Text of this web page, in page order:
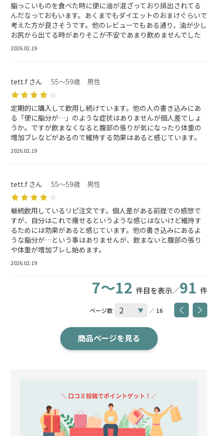
脂っこいものを食べた時に便に油が混ざっており排出されてる
んだなっておもいます。あくまでもダイエットのおまけぐらいで
考えた方が良さそうです。他のレビューでもある通り，油が少し
お尻から出てる時がありそこが不安であまり飲めませんでした
2026.02.19
tett.f さん 55～59歳 男性
定期的に購入して飲用し続けています。他の人の書き込みにあ
る「便に脂分が…」のような症状はありませんが個人差でしょ
うか。ですが飲まなくなると腹部の張りが気になったり体重の
増加ブレなどがあるので維持する効果はあると感じています。
2026.02.19
tett.f さん 55～59歳 男性
継続飲用しているリピ注文です。個人差がある前提での感想で
すが、自分はこれで痩せるというような感じはないけど維持す
るためには効果があると感じています。他の書き込みにあるよ
うな脂分が…という事はありませんが、飲まないと腹部の張り
や体重が増加ブレし始めます。
2026.02.19
7～12 件目を表示／91 件
ページ数 ／ 16
商品ページを見る